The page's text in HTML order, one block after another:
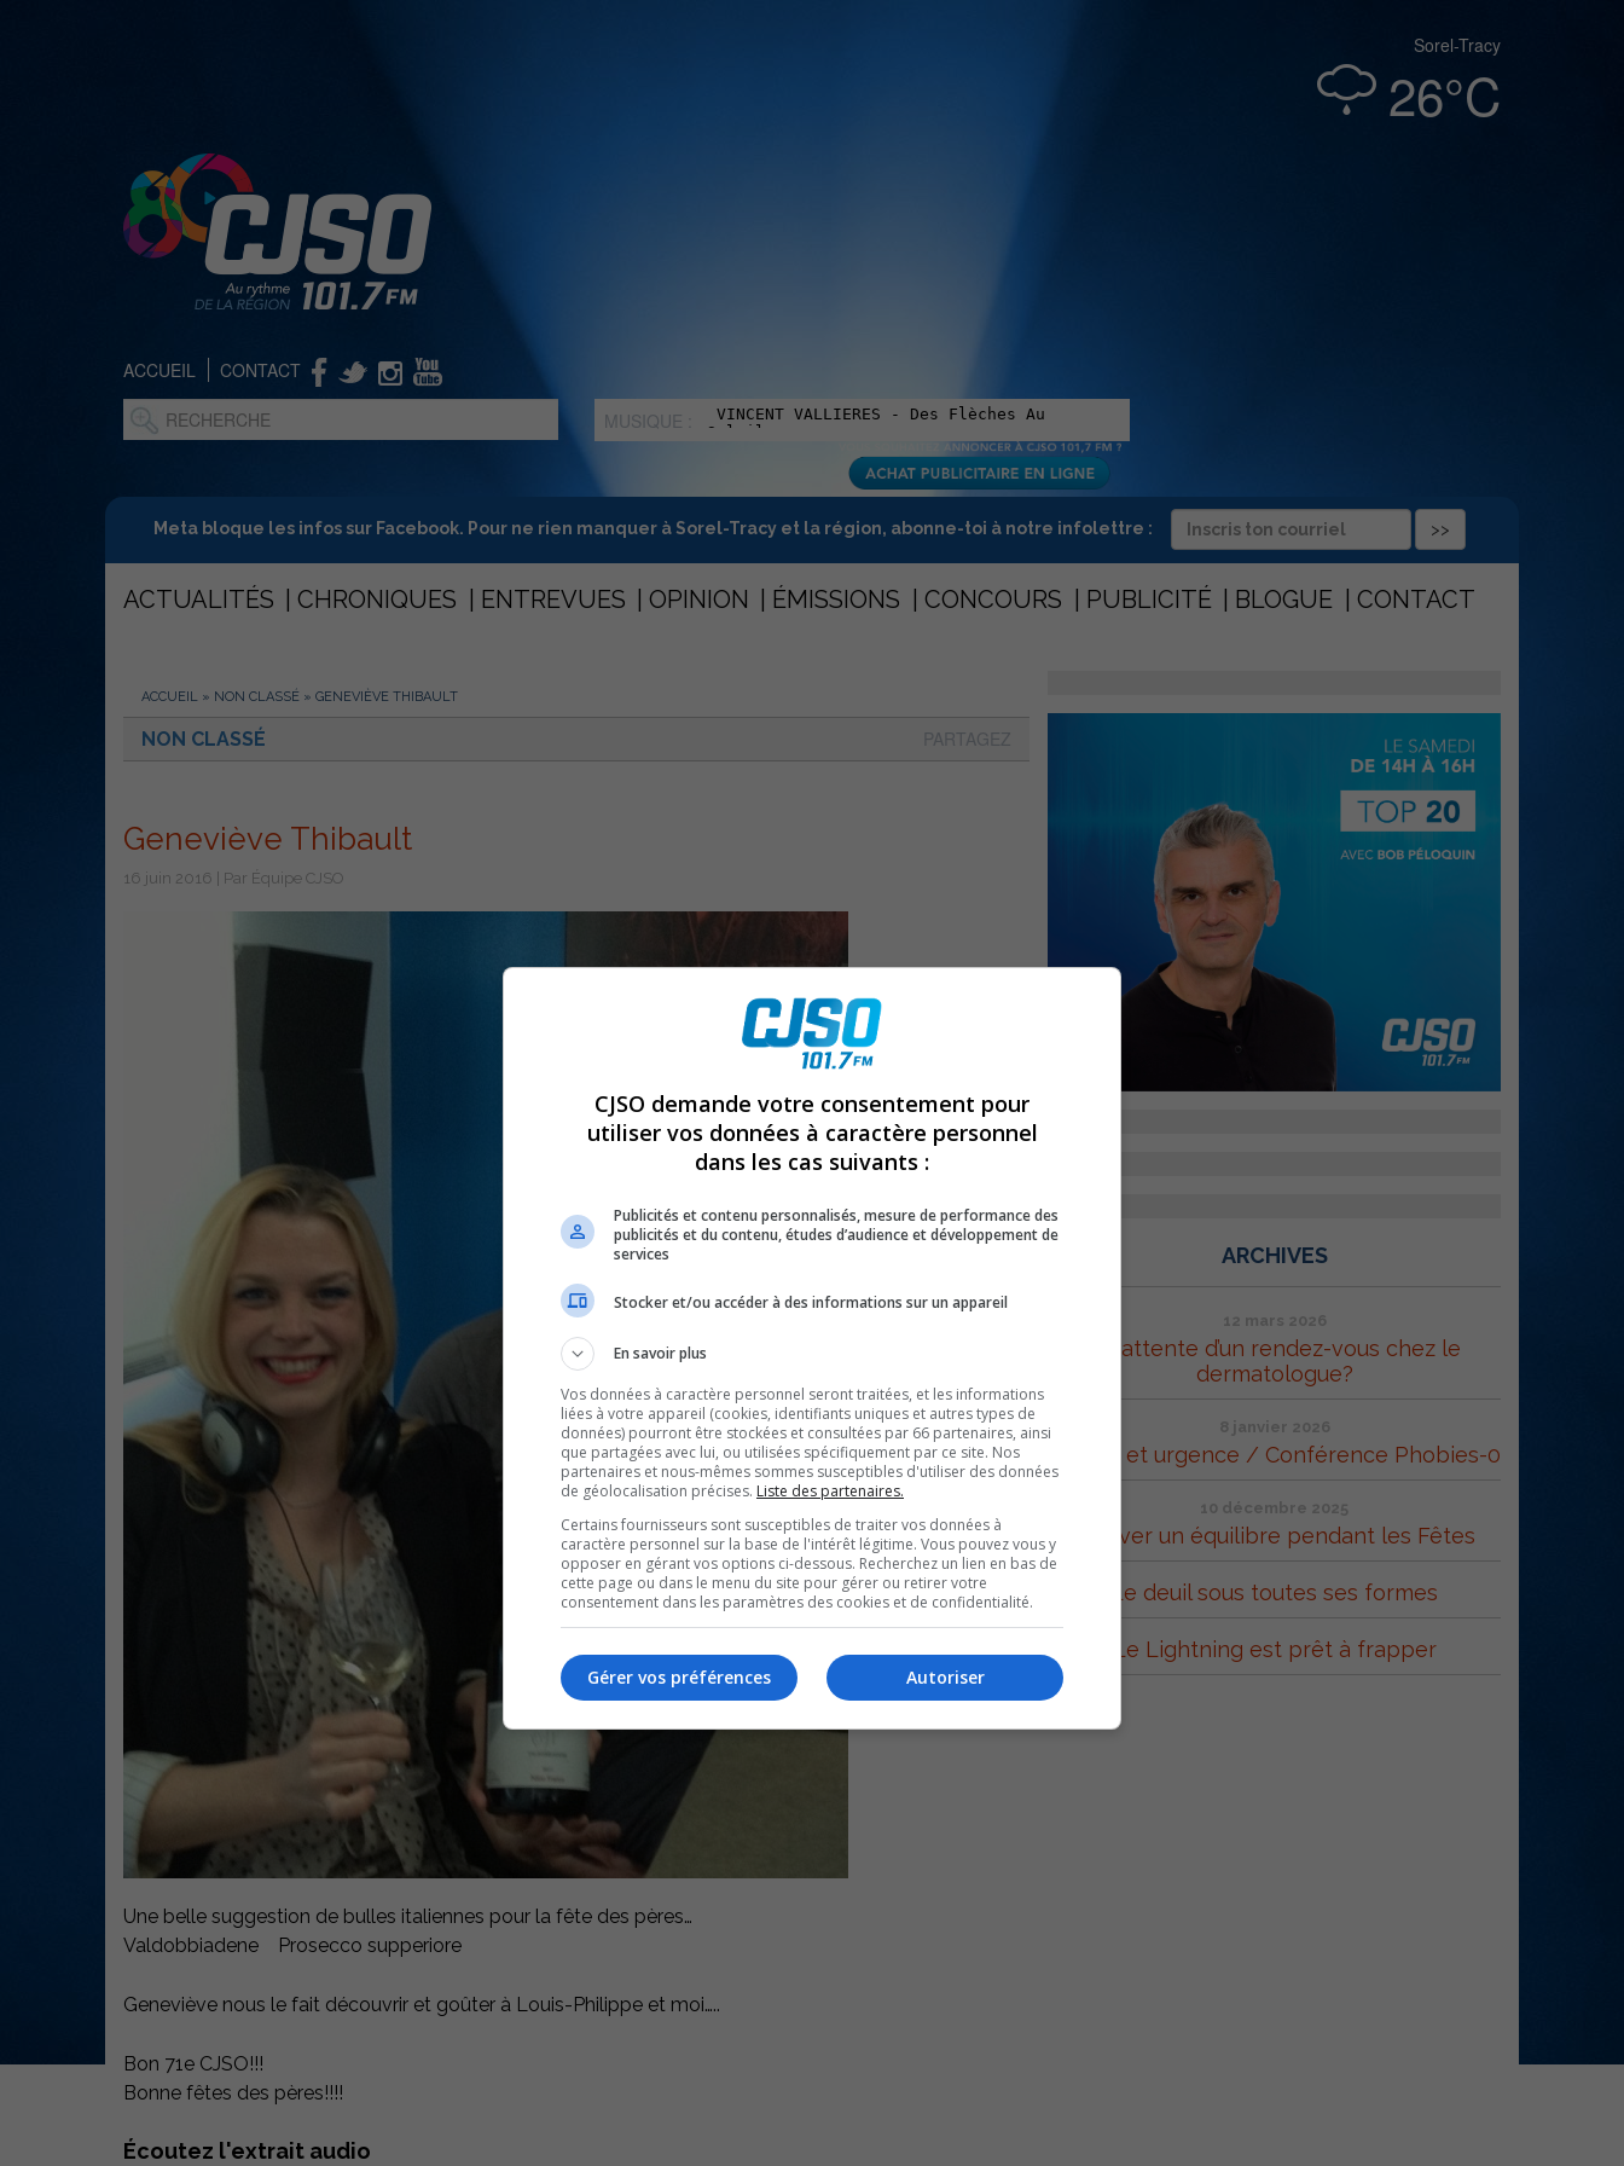
Sorel-Tracy
26°C
ACCUEIL CONTACT
MUSIQUE :
Meta bloque les infos sur Facebook. Pour ne rien manquer à Sorel-Tracy et la région, abonne-toi à notre infolettre :
ACTUALITÉS CHRONIQUES ENTREVUES OPINION ÉMISSIONS CONCOURS PUBLICITÉ BLOGUE CONTACT
ACCUEIL » NON CLASSÉ » GENEVIÈVE THIBAULT
NON CLASSÉ PARTAGEZ
Geneviève Thibault
16 juin 2016 | Par Équipe CJSO
Une belle suggestion de bulles italiennes pour la fête des pères…
Valdobbiadene Prosecco supperiore
Geneviève nous le fait découvrir et goûter à Louis-Philippe et moi…..
Bon 71e CJSO!!!
Bonne fêtes des pères!!!!
Écoutez l'extrait audio
ARCHIVES
12 mars 2026
En attente d’un rendez-vous chez le
dermatologue?
8 janvier 2026
Grippe et urgence / Conférence Phobies-0
10 décembre 2025
Trouver un équilibre pendant les Fêtes
Le deuil sous toutes ses formes
Le Lightning est prêt à frapper
CJSO demande votre consentement pour
utiliser vos données à caractère personnel
dans les cas suivants :
Publicités et contenu personnalisés, mesure de performance des
publicités et du contenu, études d’audience et développement de
services
Stocker et/ou accéder à des informations sur un appareil
En savoir plus
Vos données à caractère personnel seront traitées, et les informations
liées à votre appareil (cookies, identifiants uniques et autres types de
données) pourront être stockées et consultées par 66 partenaires, ainsi
que partagées avec lui, ou utilisées spécifiquement par ce site. Nos
partenaires et nous-mêmes sommes susceptibles d'utiliser des données
de géolocalisation précises. Liste des partenaires.
Certains fournisseurs sont susceptibles de traiter vos données à
caractère personnel sur la base de l'intérêt légitime. Vous pouvez vous y
opposer en gérant vos options ci-dessous. Recherchez un lien en bas de
cette page ou dans le menu du site pour gérer ou retirer votre
consentement dans les paramètres des cookies et de confidentialité.
Autoriser
Gérer vos préférences